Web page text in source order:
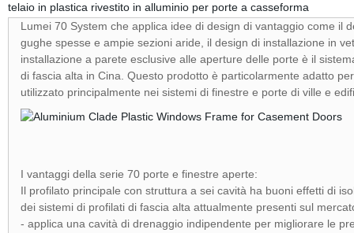
telaio in plastica rivestito in alluminio per porte a casseforma
Lumei 70 System che applica idee di design di vantaggio come il
gughe spesse e ampie sezioni aride, il design di installazione in
installazione a parete esclusive alle aperture delle porte è il
di fascia alta in Cina. Questo prodotto è particolarmente adatto
utilizzato principalmente nei sistemi di finestre e porte di ville e
I vantaggi della serie 70 porte e finestre aperte:
Il profilato principale con struttura a sei cavità ha buoni effetti di
dei sistemi di profilati di fascia alta attualmente presenti sul
- applica una cavità di drenaggio indipendente per migliorare le